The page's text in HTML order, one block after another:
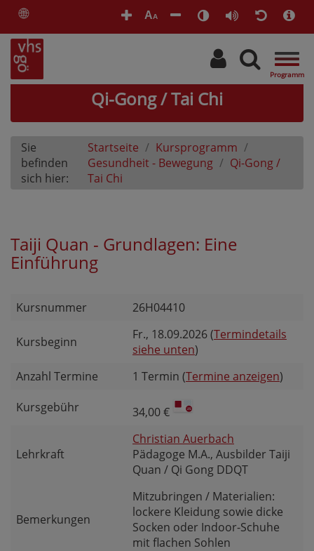
🌐 AA
Qi-Gong / Tai Chi
Sie
befinden
sich hier:
Startseite
Kursprogramm
Gesundheit - Bewegung
Qi-Gong /
Tai Chi
Taiji Quan - Grundlagen: Eine
Einführung
Kursnummer 26H04410
Kursbeginn Fr., 18.09.2026 (Termindetails
siehe unten)
Anzahl Termine
1 Termin (Termine anzeigen)
Kursgebühr
34,00 €
Lehrkraft
Christian Auerbach
Pädagoge M.A., Ausbilder Taiji
Quan / Qi Gong DDQT
Bemerkungen
Mitzubringen / Materialien:
lockere Kleidung sowie dicke
Socken oder Indoor-Schuhe
mit flachen Sohlen